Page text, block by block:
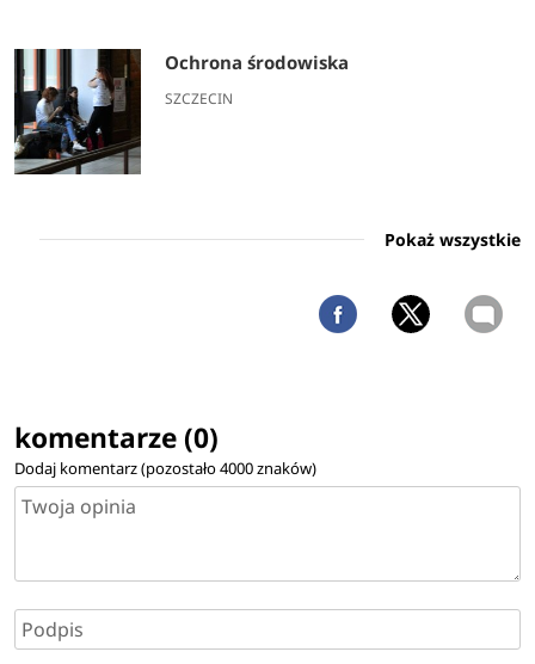
Ochrona środowiska
SZCZECIN
Pokaż wszystkie
komentarze (0)
Dodaj komentarz (pozostało4000znaków)